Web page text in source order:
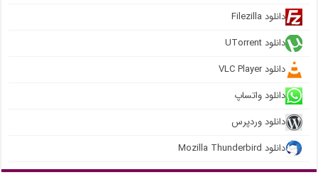
دانلود Filezilla
دانلود UTorrent
دانلود VLC Player
دانلود واتساپ
دانلود وردپرس
دانلود Mozilla Thunderbird